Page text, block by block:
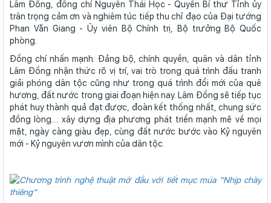
Lâm Đồng, đồng chí Nguyễn Thái Học - Quyền Bí thư Tỉnh ủy
trân trọng cảm ơn và nghiêm túc tiếp thu chỉ đạo của Đại tướng
Phan Văn Giang - Ủy viên Bộ Chính trị, Bộ trưởng Bộ Quốc
phòng.
Đồng chí nhấn mạnh: Đảng bộ, chính quyền, quân và dân tỉnh
Lâm Đồng nhận thức rõ vị trí, vai trò trong quá trình đấu tranh
giải phóng dân tộc cũng như trong quá trình đổi mới của quê
hương, đất nước trong giai đoạn hiện nay. Lâm Đồng sẽ tiếp tục
phát huy thành quả đạt được, đoàn kết thống nhất, chung sức
đồng lòng… xây dựng địa phương phát triển mạnh mẽ về mọi
mặt, ngày càng giàu đẹp, cùng đất nước bước vào Kỷ nguyên
mới - Kỷ nguyên vươn mình của dân tộc.